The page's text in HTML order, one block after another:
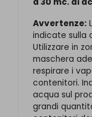
Avvertenze:
indicate sulla
Utilizzare in
maschera
respirare i
contenitori.
acqua sul
grandi